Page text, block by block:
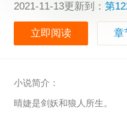
2021-11-13更新到： 第
立即阅读 章
小说简介：
晴婕是剑妖和狼人所生。